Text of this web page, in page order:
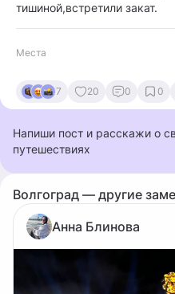
тишиной,встретили закат.
Места
7 20 0 0
Напиши пост и расскажи о
путешествиях
Волгоград — другие
Анна Блинова